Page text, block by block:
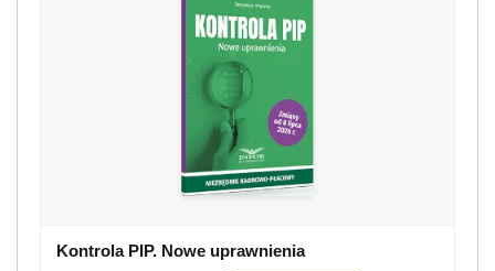
Kontrola PIP. Nowe uprawnienia